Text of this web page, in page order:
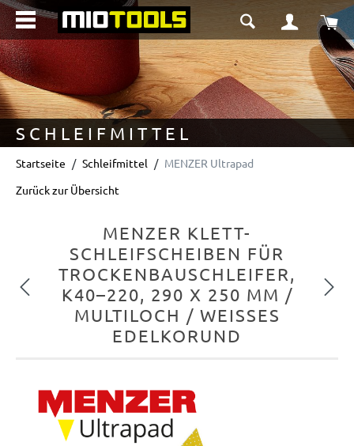
springen
SCHLEIFMITTEL
Startseite Schleifmittel
MENZER Ultrapad
Zurück zur Übersicht
Vorheriges
MENZER KLETT-
SCHLEIFSCHEIBEN FÜR
TROCKENBAUSCHLEIFER,
K40–220, 290 X 250 MM /
MULTILOCH / WEISSES E
DELKORUND
Bildergalerie überspringen